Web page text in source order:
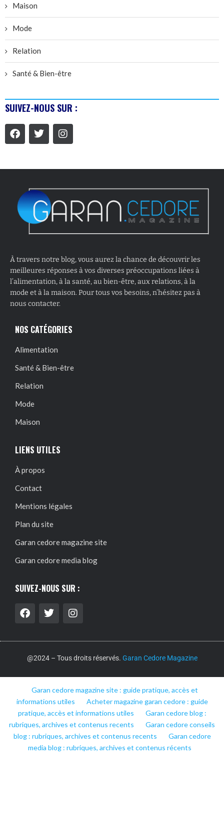
Maison
Mode
Relation
Santé & Bien-être
SUIVEZ-NOUS SUR :
À travers notre blog, vous aurez la chance de découvrir les
meilleures réponses à vos diverses préoccupations liées à
l’alimentation, à la santé, au bien-être, aux relations, à la
mode et à la maison. Pour tous vos besoins, n’hésitez pas à
nous contacter.
NOS CATÉGORIES
Alimentation
Santé & Bien-être
Relation
Mode
Maison
LIENS UTILES
À propos
Contact
Mentions légales
Plan du site
Garan cedore magazine site
Garan cedore media blog
SUIVEZ-NOUS SUR :
@2024 – Tous droits réservés. Garan Cedore Magazine
Garan cedore magazine site : guide pratique, accès et
informations utiles
Acheter magazine garan cedore : guide
pratique, accès et informations utiles
Garan cedore blog :
rubriques, archives et contenus recents
Garan cedore conseils
blog : rubriques, archives et contenus recents
Garan cedore
media blog : rubriques, archives et contenus récents